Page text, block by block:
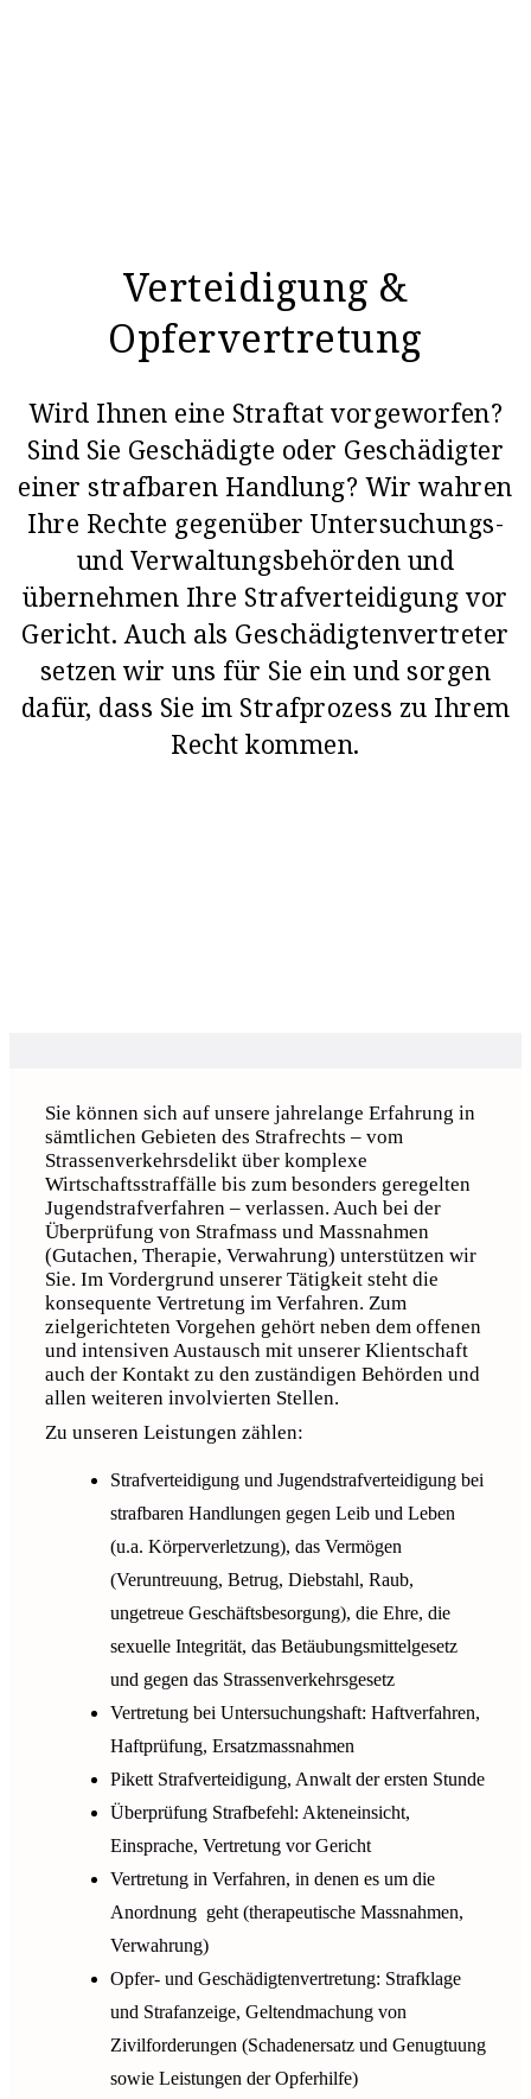
Verteidigung &
Opfervertretung
Wird Ihnen eine Straftat vorgeworfen?
Sind Sie Geschädigte oder Geschädigter
einer strafbaren Handlung? Wir wahren
Ihre Rechte gegenüber Untersuchungs-
und Verwaltungsbehörden und
übernehmen Ihre Strafverteidigung vor
Gericht. Auch als Geschädigtenvertreter
setzen wir uns für Sie ein und sorgen
dafür, dass Sie im Strafprozess zu Ihrem
Recht kommen.
Sie können sich auf unsere jahrelange Erfahrung in
sämtlichen Gebieten des Strafrechts – vom
Strassenverkehrsdelikt über komplexe
Wirtschaftsstraffälle bis zum besonders geregelten
Jugendstrafverfahren – verlassen. Auch bei der
Überprüfung von Strafmass und Massnahmen
(Gutachen, Therapie, Verwahrung) unterstützen wir
Sie. Im Vordergrund unserer Tätigkeit steht die
konsequente Vertretung im Verfahren. Zum
zielgerichteten Vorgehen gehört neben dem offenen
und intensiven Austausch mit unserer Klientschaft
auch der Kontakt zu den zuständigen Behörden und
allen weiteren involvierten Stellen.
Zu unseren Leistungen zählen:
Strafverteidigung und Jugendstrafverteidigung bei
strafbaren Handlungen gegen Leib und Leben
(u.a. Körperverletzung), das Vermögen
(Veruntreuung, Betrug, Diebstahl, Raub,
ungetreue Geschäftsbesorgung), die Ehre, die
sexuelle Integrität, das Betäubungsmittelgesetz
und gegen das Strassenverkehrsgesetz
Vertretung bei Untersuchungshaft: Haftverfahren,
Haftprüfung, Ersatzmassnahmen
Pikett Strafverteidigung, Anwalt der ersten Stunde
Überprüfung Strafbefehl: Akteneinsicht,
Einsprache, Vertretung vor Gericht
Vertretung in Verfahren, in denen es um die
Anordnung geht (therapeutische Massnahmen,
Verwahrung)
Opfer- und Geschädigtenvertretung: Strafklage
und Strafanzeige, Geltendmachung von
Zivilforderungen (Schadenersatz und Genugtuung
sowie Leistungen der Opferhilfe)